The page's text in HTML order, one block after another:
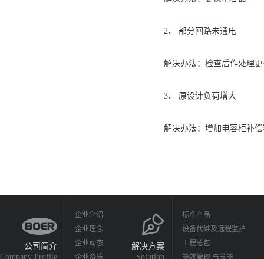
2、 部分回路未通电
解决办法：检查后作处理更
3、 原设计负荷增大
解决办法：增加电容柜补偿
公司简介
Company Profile
企业介绍
企业理念
企业动态
企业资质
解决方案
Solution
标准产品
设备代维及远程监护
工程总包
能效管理 与节能